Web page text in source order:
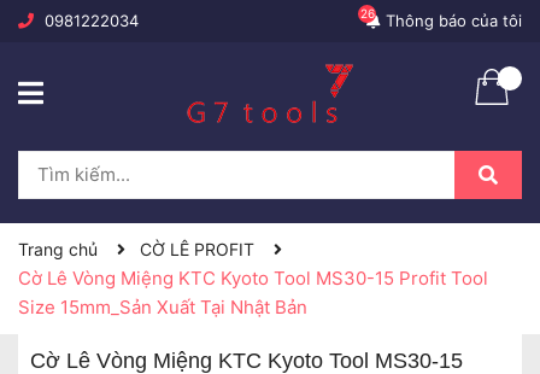
0981222034 Thông báo của tôi
26
Trang chủ CỜ LÊ PROFIT
Cờ Lê Vòng Miệng KTC Kyoto Tool MS30-15 Profit Tool
Size 15mm_Sản Xuất Tại Nhật Bản
Cờ Lê Vòng Miệng KTC Kyoto Tool MS30-15